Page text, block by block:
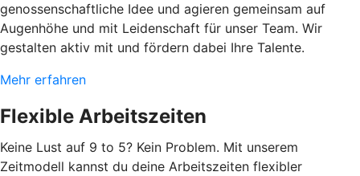
genossenschaftliche Idee und agieren gemeinsam auf
Augenhöhe und mit Leidenschaft für unser Team. Wir
gestalten aktiv mit und fördern dabei Ihre Talente.
Mehr erfahren
Flexible Arbeitszeiten
Keine Lust auf 9 to 5? Kein Problem. Mit unserem
Zeitmodell kannst du deine Arbeitszeiten flexibler